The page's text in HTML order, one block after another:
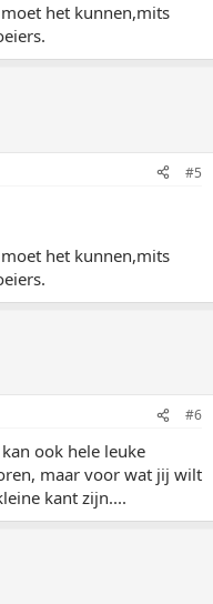
het kunnen,mits
#5
het kunnen,mits
#6
ook hele leuke
maar voor wat jij wilt
kant zijn....